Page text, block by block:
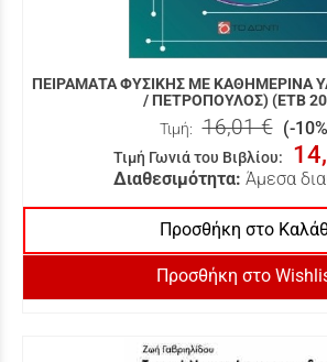
ΠΕΙΡΑΜΑΤΑ ΦΥΣΙΚΗΣ ΜΕ ΚΑΘΗΜΕΡΙΝΑ
/ ΠΕΤΡΟΠΟΥΛΟΣ) (ΕΤΒ
Τιμή: 16,01 € (-
Τιμή Γωνιά του Βιβλίου:
Διαθεσιμότητα: Άμεσα
Προσθήκη στο
Προσθήκη στο